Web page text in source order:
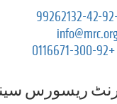
+92-300-0116671
ریسورس